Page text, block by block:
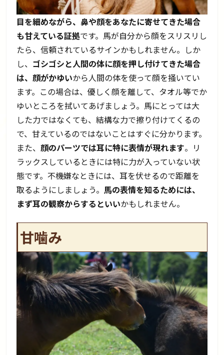
目を細めながら、鼻や顔をあなたに寄せてきた場合
も甘えている証拠です。馬が自分から顔をスリスリし
たら、信頼されているサインかもしれません。しか
し、 ゴシゴシと人間の体に顔を押し付けてきた場合
は、顔がかゆいから人間の体を使って顔を掻いてい
ます。この場合は、優しく顔を離して、タオル等でか
ゆいところを拭いてあげましょう。馬にとっては大
した力ではなくても、結構な力で擦り付けてくるの
で、甘えているのではないことはすぐに分かります。
また、顔のパーツでは耳に特に表情が現れます。リ
ラックスしているときには特に力が入っていない状
態です。不機嫌なときには、耳を伏せるので距離を
取るようにしましょう。馬の表情を知るためには、
まず耳の観察からするといいかもしれません。
甘噛み